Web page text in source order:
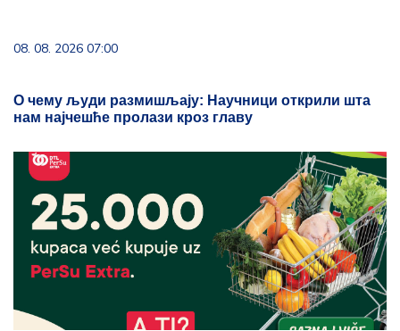
08. 08. 2026 07:00
О чему људи размишљају: Научници открили шта
нам најчешће пролази кроз главу